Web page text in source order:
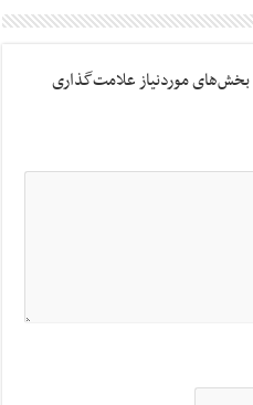
بخش‌های موردنیاز علامت‌گذاری